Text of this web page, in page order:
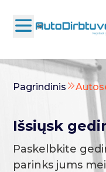
Pagrindinis
Išsiųsk
Paskelbkite
parinks jums